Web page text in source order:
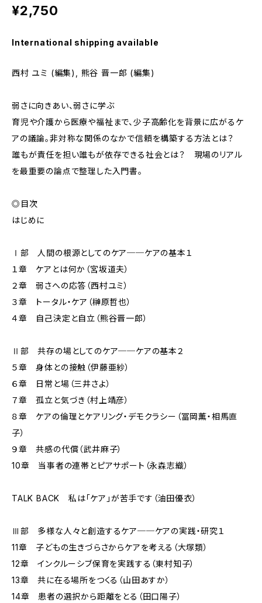
¥2,750
International shipping available
西村 ユミ (編集), 熊谷 晋一郎 (編集)
弱さに向きあい、弱さに学ぶ
育児や介護から医療や福祉まで、少子高齢化を背景に広がるケ
アの議論。非対称な関係のなかで信頼を構築する方法とは？
誰もが責任を担い誰もが依存できる社会とは？ 現場のリアル
を最重要の論点で整理した入門書。
◎目次
はじめに
Ⅰ部 人間の根源としてのケア──ケアの基本１
１章 ケアとは何か（宮坂道夫）
２章 弱さへの応答（西村ユミ）
３章 トータル・ケア（榊原哲也）
４章 自己決定と自立（熊谷晋一郎）
Ⅱ部 共存の場としてのケア──ケアの基本２
５章 身体との接触（伊藤亜紗）
６章 日常と場（三井さよ）
７章 孤立と気づき（村上靖彦）
８章 ケアの倫理とケアリング・デモクラシー（冨岡薫・相馬直
子）
９章 共感の代償（武井麻子）
10章 当事者の連帯とピアサポート（永森志織）
TALK BACK 私は「ケア」が苦手です（油田優衣）
Ⅲ部 多様な人々と創造するケア──ケアの実践・研究１
11章 子どもの生きづらさからケアを考える（大塚類）
12章 インクルーシブ保育を実践する（東村知子）
13章 共に在る場所をつくる（山田あすか）
14章 患者の選択から距離をとる（田口陽子）